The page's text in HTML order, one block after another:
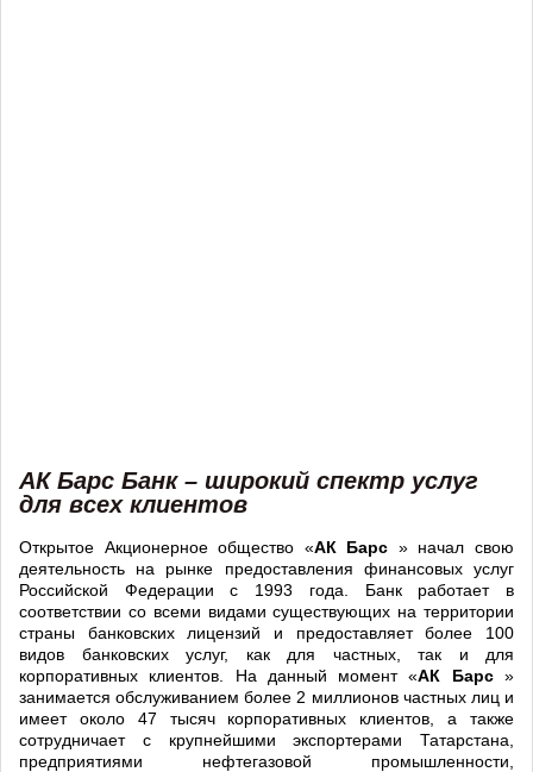
АК Барс Банк – широкий спектр услуг
для всех клиентов
Открытое Акционерное общество «АК Барс » начал свою
деятельность на рынке предоставления финансовых услуг
Российской Федерации с 1993 года. Банк работает в
соответствии со всеми видами существующих на территории
страны банковских лицензий и предоставляет более 100
видов банковских услуг, как для частных, так и для
корпоративных клиентов. На данный момент «АК Барс»
занимается обслуживанием более 2 миллионов частных лиц и
имеет около 47 тысяч корпоративных клиентов, а также
сотрудничает с крупнейшими экспортерами Татарстана,
предприятиями нефтегазовой промышленности,